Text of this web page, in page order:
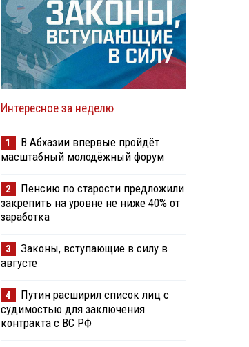
Интересное за неделю
1
В Абхазии впервые пройдёт
масштабный молодёжный форум
2
Пенсию по старости предложили
закрепить на уровне не ниже 40% от
заработка
3
Законы, вступающие в силу в
августе
4
Путин расширил список лиц с
судимостью для заключения
контракта с ВС РФ